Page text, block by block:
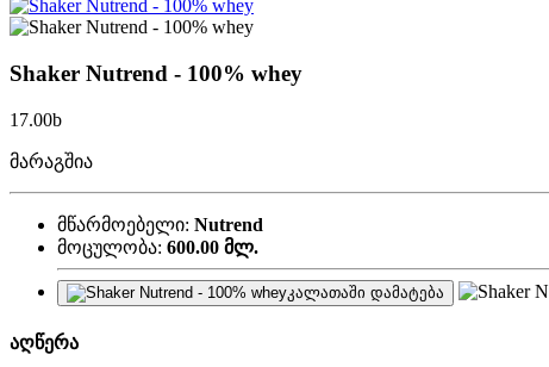
Shaker Nutrend - 100% whey
17.00b
მარაგშია
მწარმოებელი: Nutrend
მოცულობა: 600.00 მლ.
კალათაში დამატება
აღწერა